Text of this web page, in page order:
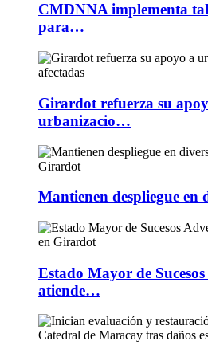
CMDNNA implementa
para…
Girardot refuerza su
urbanizacio…
Mantienen despliegue en
Estado Mayor de
atiende…